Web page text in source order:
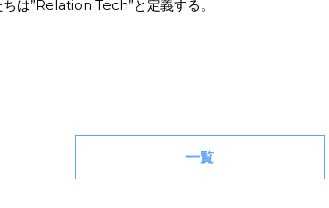
は”Relation Tech”と定義する。
一覧